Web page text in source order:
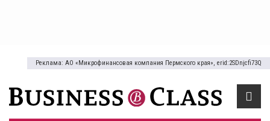
Реклама: АО «Микрофинансовая компания Пермского края», erid:2SDnjcfi73Q